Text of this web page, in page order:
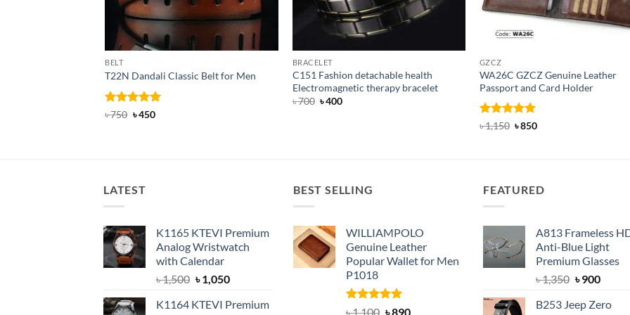
BELT
T22N Dandali Classic Belt for Men
Rated5
৳750 Original
৳450Current
BRACELET
C151 Fashion detachable health
Electromagnetic therapy bracelet
৳700 Original
৳400Current
GZCZ
WA26C GZCZ Genuine Leather
Passport and Card Holder
Rated 5
৳1,150 Original
৳850Current
LATEST
K1165 KTEVI Premium
Analog Wristwatch
with Calendar
৳1,500 Original
was:
৳1,050Current
is:
K1164 KTEVI Premium
BEST SELLING
WILLIAMPOLO
Genuine Leather
Popular Wallet for Men
P1018
Rated5.00
৳1,100 Original
৳890Current
FEATURED
A813 Frameless
Anti-Blue Light
Premium Glasses
৳1,350 Original
was:
৳900
is:
B253 Jeep Zero